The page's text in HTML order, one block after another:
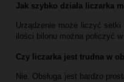
Jak szybko działa liczarka
Urządzenie może liczyć
ilości bilonu można policzyć
Czy liczarka jest trudna w
Nie. Obsługa jest bardzo